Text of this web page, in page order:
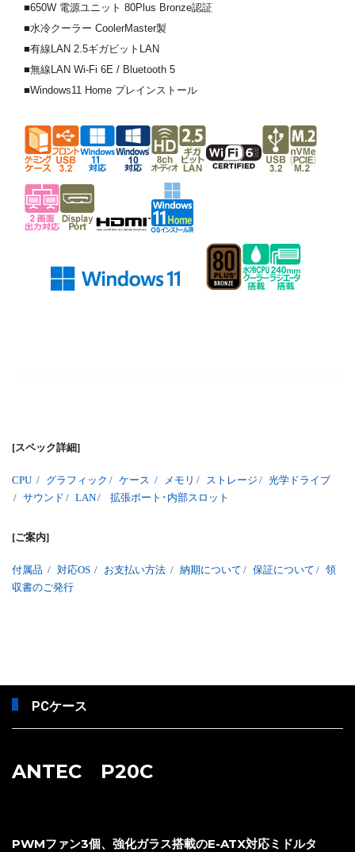
■650W 電源ユニット 80Plus Bronze認証
■水冷クーラー CoolerMaster製
■有線LAN 2.5ギガビットLAN
■無線LAN Wi-Fi 6E / Bluetooth 5
■Windows11 Home プレインストール
[スペック詳細]
CPU / グラフィック / ケース / メモリ / ストレージ / 光学ドライブ
/ サウンド / LAN/ 拡張ポート･内部スロット
[ご案内]
付属品 / 対応OS / お支払い方法 / 納期について / 保証について / 領
収書のご発行
PCケース
ANTEC P20C
PWMファン3個、強化ガラス搭載のE-ATX対応ミドルタ